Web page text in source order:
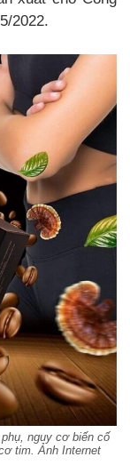
2022.
nguy cơ biến cố
tim. Ảnh Internet